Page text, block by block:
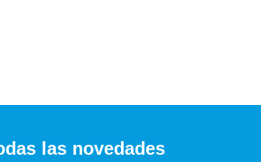
las novedades